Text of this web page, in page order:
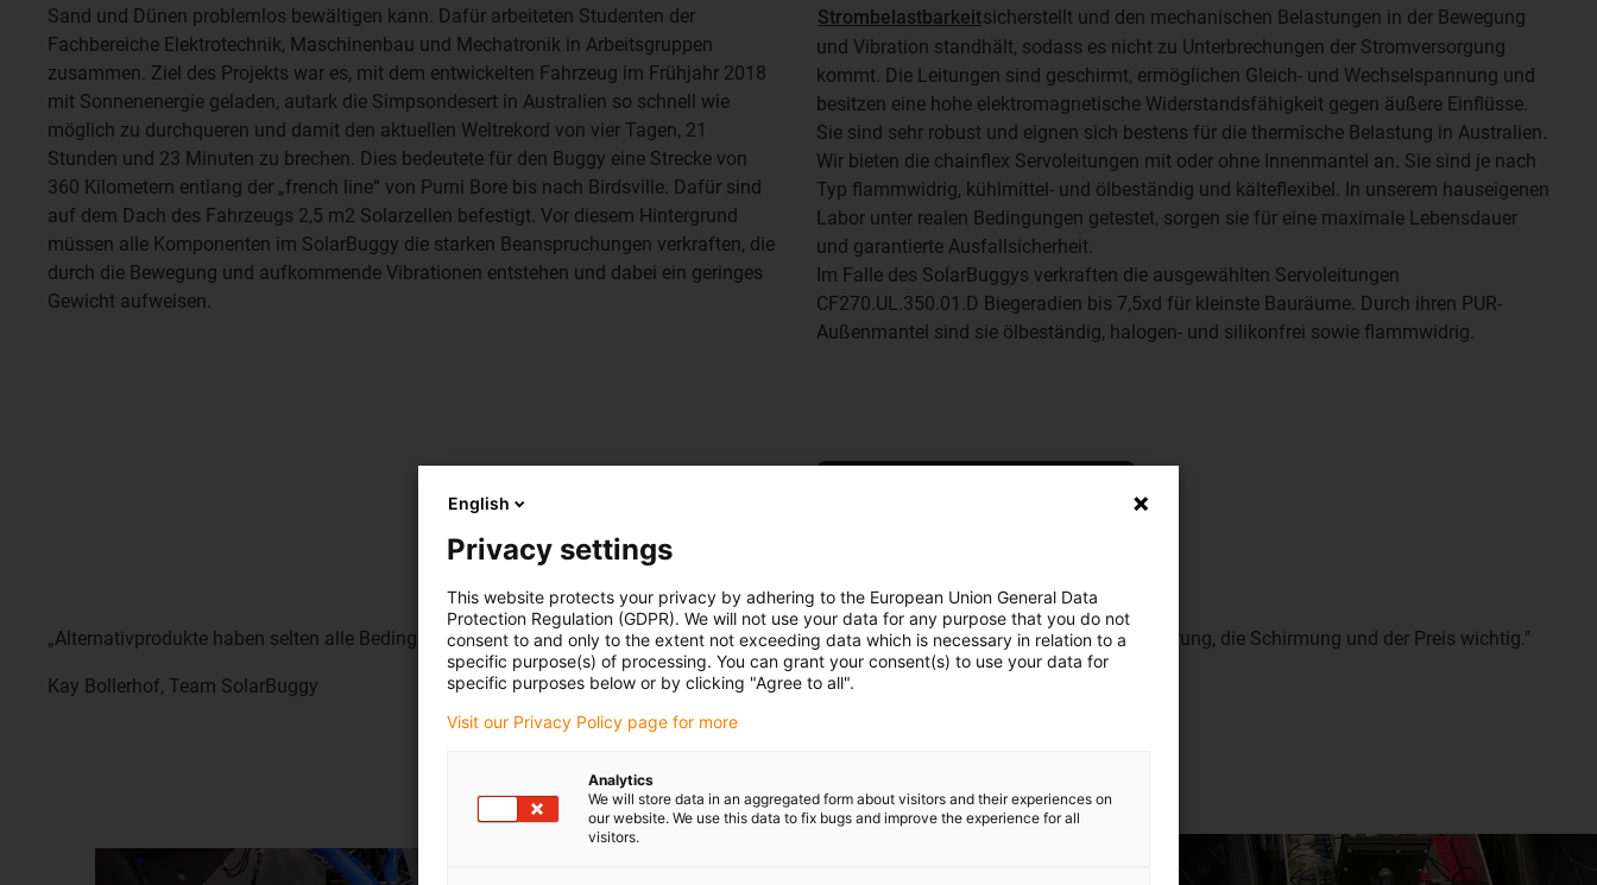
Sand und Dünen problemlos bewältigen kann. Dafür arbeiteten Studenten der
Fachbereiche Elektrotechnik, Maschinenbau und Mechatronik in Arbeitsgruppen
zusammen. Ziel des Projekts war es, mit dem entwickelten Fahrzeug im Frühjahr 2018
mit Sonnenenergie geladen, autark die Simpsondesert in Australien so schnell wie
möglich zu durchqueren und damit den aktuellen Weltrekord von vier Tagen, 21
Stunden und 23 Minuten zu brechen. Dies bedeutete für den Buggy eine Strecke von
360 Kilometern entlang der „french line“ von Purni Bore bis nach Birdsville. Dafür sind
auf dem Dach des Fahrzeugs 2,5 m2 Solarzellen befestigt. Vor diesem Hintergrund
müssen alle Komponenten im SolarBuggy die starken Beanspruchungen verkraften, die
durch die Bewegung und aufkommende Vibrationen entstehen und dabei ein geringes
Gewicht aufweisen.
Strombelastbarkeitsicherstellt und den mechanischen Belastungen in der Bewegung
und Vibration standhält, sodass es nicht zu Unterbrechungen der Stromversorgung
kommt. Die Leitungen sind geschirmt, ermöglichen Gleich- und Wechselspannung und
besitzen eine hohe elektromagnetische Widerstandsfähigkeit gegen äußere Einflüsse.
Sie sind sehr robust und eignen sich bestens für die thermische Belastung in Australien.
Wir bieten die chainflex Servoleitungen mit oder ohne Innenmantel an. Sie sind je nach
Typ flammwidrig, kühlmittel- und ölbeständig und kälteflexibel. In unserem hauseigenen
Labor unter realen Bedingungen getestet, sorgen sie für eine maximale Lebensdauer
und garantierte Ausfallsicherheit.
Im Falle des SolarBuggys verkraften die ausgewählten Servoleitungen
CF270.UL.350.01.D Biegeradien bis 7,5xd für kleinste Bauräume. Durch ihren PUR-
Außenmantel sind sie ölbeständig, halogen- und silikonfrei sowie flammwidrig.
„Alternativprodukte haben selten alle Bedingungen gleichzeitig erfüllt - uns waren neben dem Leiterquerschnitt auch die Farbe der Isolierung, die Schirmung und der Preis wichtig."
Kay Bollerhof, Team SolarBuggy
English
Privacy settings
This website protects your privacy by adhering to the European Union General Data
Protection Regulation (GDPR). We will not use your data for any purpose that you do not
consent to and only to the extent not exceeding data which is necessary in relation to a
specific purpose(s) of processing. You can grant your consent(s) to use your data for
specific purposes below or by clicking "Agree to all".
Visit our Privacy Policy page for more
Analytics
We will store data in an aggregated form about visitors and their experiences on
our website. We use this data to fix bugs and improve the experience for all
visitors.